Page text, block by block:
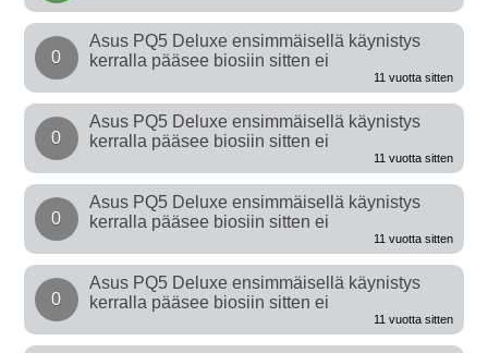
0
Asus PQ5 Deluxe ensimmäisellä käynistys
kerralla pääsee biosiin sitten ei
11 vuotta sitten
0
Asus PQ5 Deluxe ensimmäisellä käynistys
kerralla pääsee biosiin sitten ei
11 vuotta sitten
0
Asus PQ5 Deluxe ensimmäisellä käynistys
kerralla pääsee biosiin sitten ei
11 vuotta sitten
0
Asus PQ5 Deluxe ensimmäisellä käynistys
kerralla pääsee biosiin sitten ei
11 vuotta sitten